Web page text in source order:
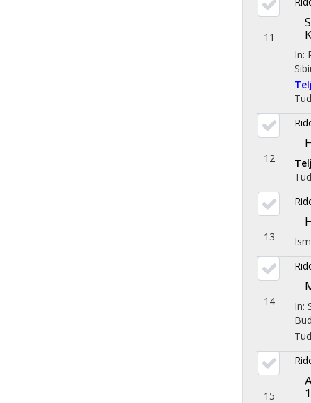
11
In:
12
13
14 In:
15